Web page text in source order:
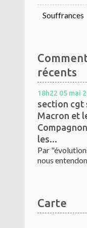
Souffrances
récents
18h22 05 mai
section cgt
Macron et
les...
Par
nous
Carte